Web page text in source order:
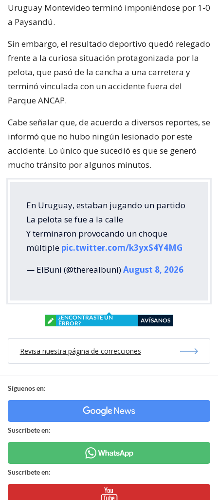
Uruguay Montevideo terminó imponiéndose por 1-0
a Paysandú.
Sin embargo, el resultado deportivo quedó relegado
frente a la curiosa situación protagonizada por la
pelota, que pasó de la cancha a una carretera y
terminó vinculada con un accidente fuera del
Parque ANCAP.
Cabe señalar que, de acuerdo a diversos reportes, se
informó que no hubo ningún lesionado por este
accidente. Lo único que sucedió es que se generó
mucho tránsito por algunos minutos.
En Uruguay, estaban jugando un partido
La pelota se fue a la calle
Y terminaron provocando un choque
múltiple pic.twitter.com/k3yxS4Y4MG
— ElBuni (@therealbuni)August 8, 2026
¿ENCONTRASTE UN
ERROR?
AVÍSANOS
Revisa nuestra página de correcciones
Síguenos en:
Suscríbete en:
Suscríbete en: